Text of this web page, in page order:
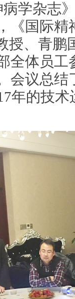
学杂志
《国际精
授、青鹏
全体员工
会议总结
年的技